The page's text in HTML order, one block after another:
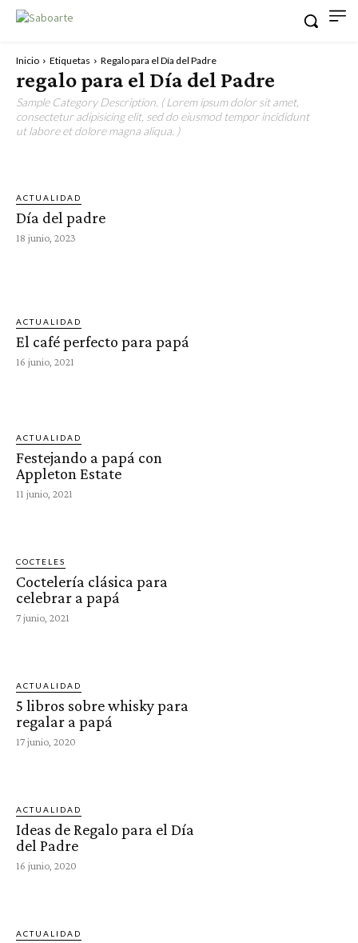
Inicio Etiquetas Regalo para el Día del Padre
regalo para el Día del Padre
Sample Category Description. ( Lorem ipsum dolor sit amet,
consectetur adipisicing elit, sed do eiusmod tempor incididunt
ut labore et dolore magna aliqua. )
ACTUALIDAD
Día del padre
18 junio, 2023
ACTUALIDAD
El café perfecto para papá
16 junio, 2021
ACTUALIDAD
Festejando a papá con
Appleton Estate
11 junio, 2021
COCTELES
Coctelería clásica para
celebrar a papá
7 junio, 2021
ACTUALIDAD
5 libros sobre whisky para
regalar a papá
17 junio, 2020
ACTUALIDAD
Ideas de Regalo para el Día
del Padre
16 junio, 2020
ACTUALIDAD